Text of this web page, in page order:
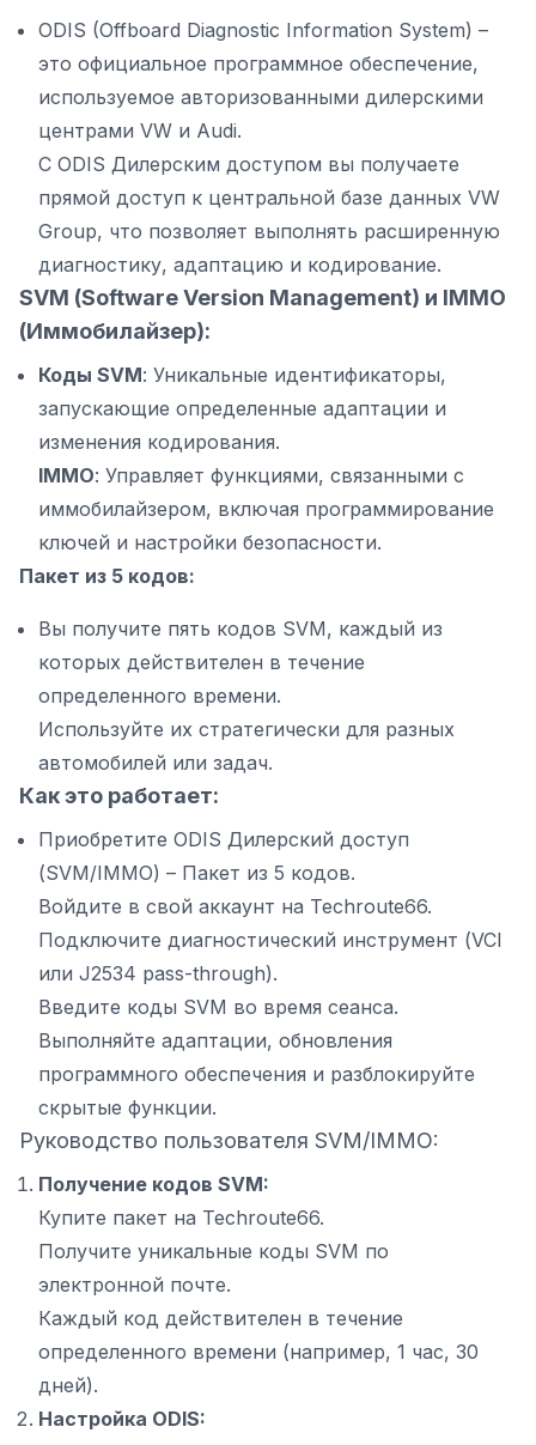
ODIS (Offboard Diagnostic Information System) –
это официальное программное обеспечение,
используемое авторизованными дилерскими
центрами VW и Audi.
С ODIS Дилерским доступом вы получаете
прямой доступ к центральной базе данных VW
Group, что позволяет выполнять расширенную
диагностику, адаптацию и кодирование.
SVM (Software Version Management) и IMMO
(Иммобилайзер):
Коды SVM: Уникальные идентификаторы,
запускающие определенные адаптации и
изменения кодирования.
IMMO: Управляет функциями, связанными с
иммобилайзером, включая программирование
ключей и настройки безопасности.
Пакет из 5 кодов:
Вы получите пять кодов SVM, каждый из
которых действителен в течение
определенного времени.
Используйте их стратегически для разных
автомобилей или задач.
Как это работает:
Приобретите ODIS Дилерский доступ
(SVM/IMMO) – Пакет из 5 кодов.
Войдите в свой аккаунт на Techroute66.
Подключите диагностический инструмент (VCI
или J2534 pass-through).
Введите коды SVM во время сеанса.
Выполняйте адаптации, обновления
программного обеспечения и разблокируйте
скрытые функции.
Руководство пользователя SVM/IMMO:
Получение кодов SVM:
Купите пакет на Techroute66.
Получите уникальные коды SVM по
электронной почте.
Каждый код действителен в течение
определенного времени (например, 1 час, 30
дней).
Настройка ODIS: